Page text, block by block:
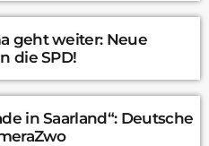
geht weiter: Neue
die SPD!
in Saarland“: Deutsche